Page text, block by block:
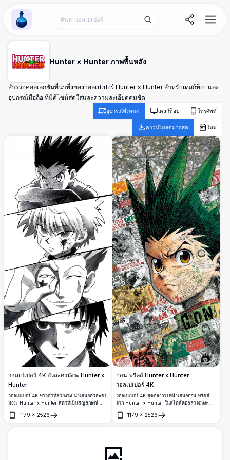
Wallpaper Alchemy
Hunter × Hunter ภาพพื้นหลัง
สำรวจคอลเลกชันที่น่าทึ่งของวอลเปเปอร์ Hunter × Hunter สำหรับเดสก์ท็อปและ
อุปกรณ์มือถือ ที่มีดีไซน์สดใสและความละเอียดคมชัด
อุปกรณ์ทั้งหมด เดสก์ท็อป โทรศัพท์
ดาวน์โหลดมากสุด ใหม่
วอลเปเปอร์ 4K ตัวละครมังงะ Hunter x
Hunter
วอลเปเปอร์ 4K ขาวดำที่สวยงาม นำเสนอตัวละคร
มังงะ Hunter x Hunter สี่ตัวที่เป็นสัญลักษณ์
ตัวหนาที่แสดงสีหน้าเข้มข้นของ Gon, Killua,
1179 × 2526
เปิด
กอน ฟรีคส์ Hunter x Hunter
วอลเปเปอร์ 4K
วอลเปเปอร์ 4K สุดอลังการที่นำเสนอกอน ฟรีคส์
จาก Hunter × Hunter ในสไตล์คอลลาจมังงะ
ทองอันเข้มข้นโดดเด่นในงานแฟนอาร์ตความ
1179 × 2526
เปิด